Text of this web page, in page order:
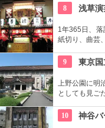
都内最古の名
8 浅草
1年365日、落
紙切り、曲芸
由席。
9 東京
上野公園に
としても見ご
す。オリジ
もできるカフ
10 神谷バ